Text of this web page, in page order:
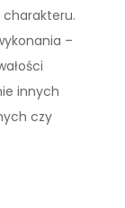
charakteru.
–
innych
czy